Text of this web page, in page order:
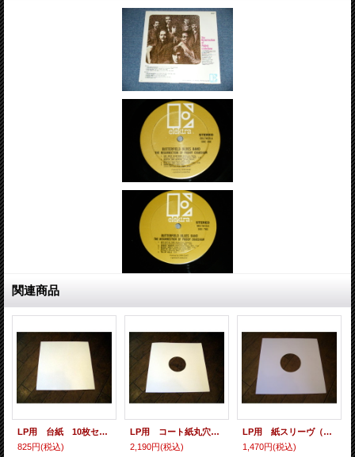
関連商品
LP用 台紙 10枚セット
825円(税込)
LP用 コート紙丸穴ジャケ 10枚セット
2,190円(税込)
LP用 紙スリーヴ（レギュラー 四角の角） 10枚セット
1,470円(税込)